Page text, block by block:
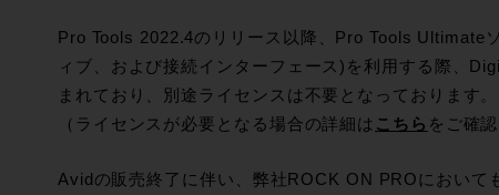
Pro Tools 2022.4のリリース以降、Pro Tools Ultimate
ィブ、および接続インターフェース)を利用する際、
まれており、別途ライセンスは不要となっております。
（ライセンスが必要となる場合の詳細は こちら をご確
Avidの販売終了に伴い、弊社ROCK ON PROにおいて